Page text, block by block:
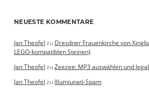
NEUESTE KOMMENTARE
Jan Theofel zu Dresdner Frauenkirche von
LEGO-kompatiblen Steinen)
Jan Theofel zuZeezee: MP3 auswählen und
Jan Theofel zu Illumiunati-Spam